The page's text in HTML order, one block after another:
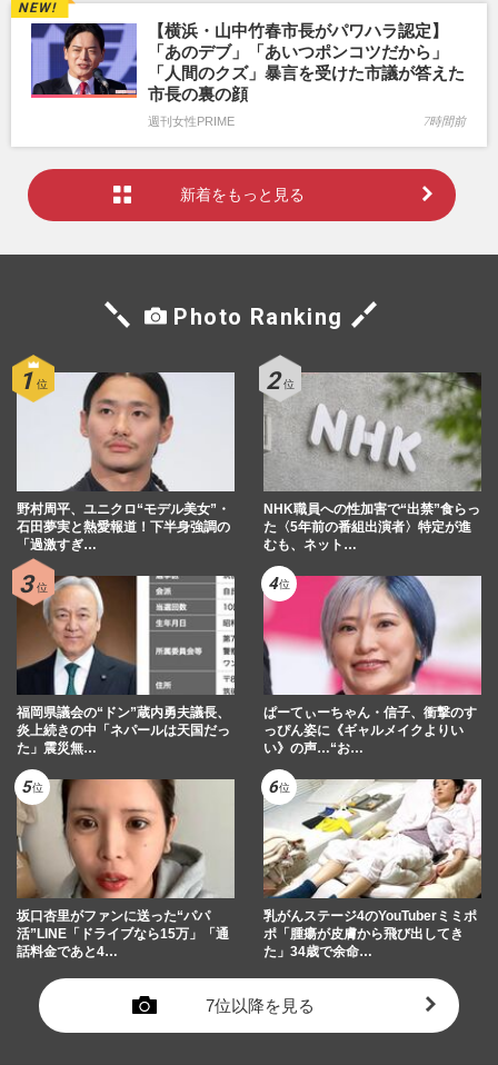
【横浜・山中竹春市長がパワハラ認定】
「あのデブ」「あいつポンコツだから」
「人間のクズ」暴言を受けた市議が答えた
市長の裏の顔
週刊女性PRIME 7時間前
新着をもっと見る
Photo Ranking
野村周平、ユニクロ“モデル美女”・
石田夢実と熱愛報道！下半身強調の
「過激すぎ…
NHK職員への性加害で“出禁”食らっ
た〈5年前の番組出演者〉特定が進
むも、ネット…
福岡県議会の“ドン”蔵内勇夫議長、
炎上続きの中「ネパールは天国だっ
た」震災無…
ぱーてぃーちゃん・信子、衝撃のす
っぴん姿に《ギャルメイクよりい
い》の声…“お…
坂口杏里がファンに送った“パパ
活”LINE「ドライブなら15万」「通
話料金であと4…
乳がんステージ4のYouTuberミミポ
ポ「腫瘍が皮膚から飛び出してき
た」34歳で余命…
7位以降を見る